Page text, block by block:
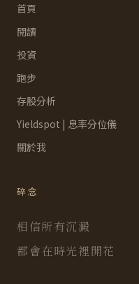
首頁
閱讀
投資
跑步
存股分析
Yieldspot | 息率分位儀
關於我
碎念
相信所有沉澱
都會在時光裡開花